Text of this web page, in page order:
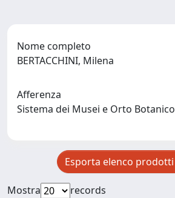
Nome completo
BERTACCHINI, Milena
Afferenza
Sistema dei Musei e Orto Botanico
Esporta elenco prodotti
Mostra
records